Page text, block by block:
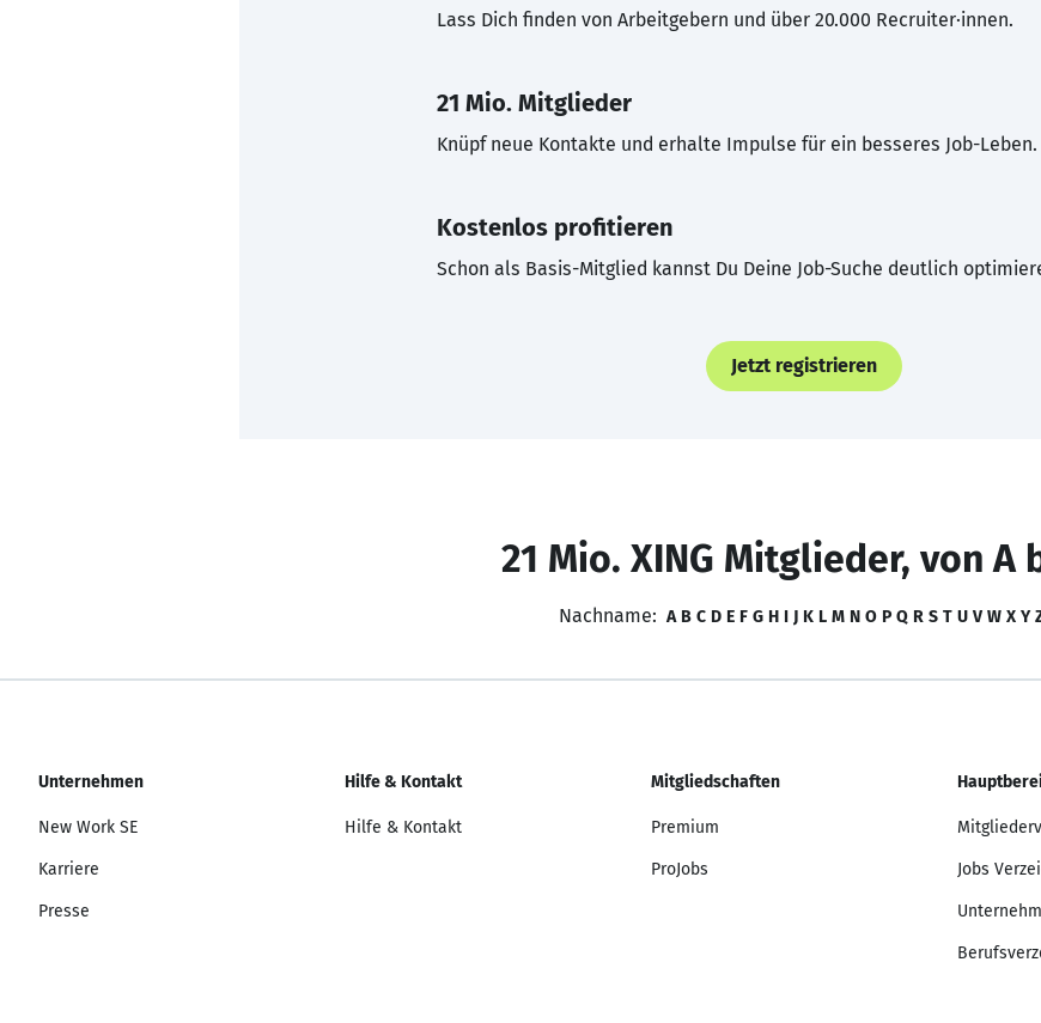
Lass Dich finden von Arbeitgebern und über 20.000 Recruiter·innen.
21 Mio. Mitglieder
Knüpf neue Kontakte und erhalte Impulse für ein besseres Job-Leben.
Kostenlos profitieren
Schon als Basis-Mitglied kannst Du Deine Job-Suche deutlich
Jetzt registrieren
21 Mio. XING Mitglieder, von A
Nachname: A B C D E F G H I J K L M N O P Q R S T U V W X Y
Unternehmen
New Work SE
Karriere
Presse
Hilfe & Kontakt
Hilfe & Kontakt
Mitgliedschaften
Premium
ProJobs Jobs